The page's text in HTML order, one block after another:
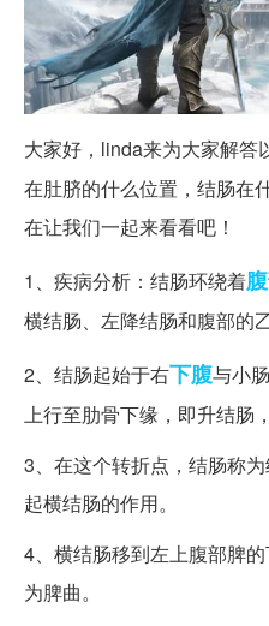
大家好，linda来为大家解答
在肚脐的什么位置，结肠在
在让我们一起来看看吧！
1、疾病分析：结肠环绕着
横结肠、左降结肠和腹部的
2、结肠起始于右下腹与小
上行至肋骨下缘，即升结肠
3、在这个转折点，结肠称
起横结肠的作用。
4、横结肠移到左上腹部脾
为脾曲。